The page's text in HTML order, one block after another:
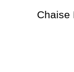
Chaise